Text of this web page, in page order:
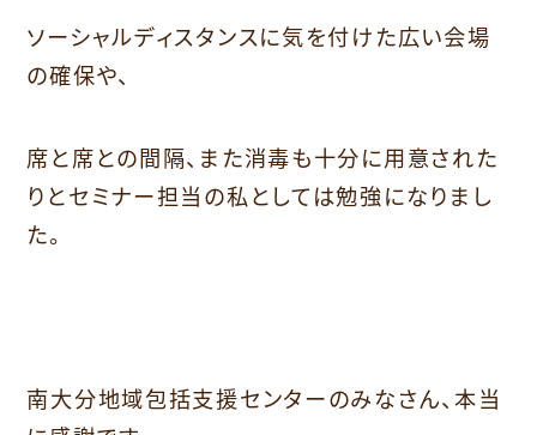
ソーシャルディスタンスに気を付けた広い会場
の確保や、
席と席との間隔、また消毒も十分に用意された
りとセミナー担当の私としては勉強になりまし
た。
南大分地域包括支援センターのみなさん、本当